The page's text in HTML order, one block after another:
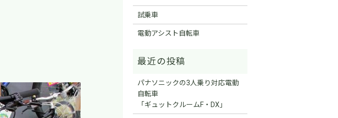
試乗車
電動アシスト自転車
パナソニックの3人乗り対応電動
自転車
「ギュットクルームF・DX」